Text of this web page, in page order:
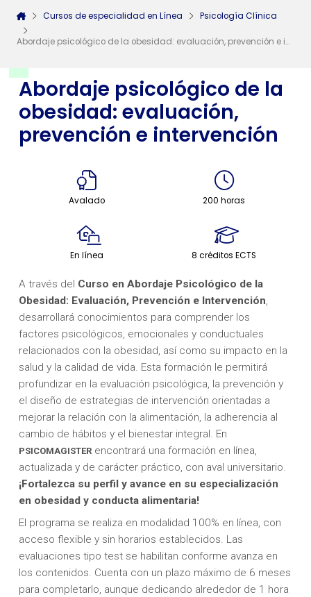
Abordaje psicológico de la
obesidad: evaluación,
prevención e intervención
Avalado 200 horas
En línea 8 créditos ECTS
A través del Curso en Abordaje Psicológico de la
Obesidad: Evaluación, Prevención e Intervención,
desarrollará conocimientos para comprender los
factores psicológicos, emocionales y conductuales
relacionados con la obesidad, así como su impacto en la
salud y la calidad de vida. Esta formación le permitirá
profundizar en la evaluación psicológica, la prevención y
el diseño de estrategias de intervención orientadas a
mejorar la relación con la alimentación, la adherencia al
cambio de hábitos y el bienestar integral. En
PSICOMAGISTERencontrará una formación en línea,
actualizada y de carácter práctico, con aval universitario.
¡Fortalezca su perfil y avance en su especialización
en obesidad y conducta alimentaria!
El programa se realiza en modalidad 100% en línea, con
acceso flexible y sin horarios establecidos. Las
evaluaciones tipo test se habilitan conforme avanza en
los contenidos. Cuenta con un plazo máximo de 6 meses
para completarlo, aunque dedicando alrededor de 1 hora
Cursos de especialidad en Línea Psicología Clínica
Abordaje psicológico de la obesidad: evaluación, prevención e intervención